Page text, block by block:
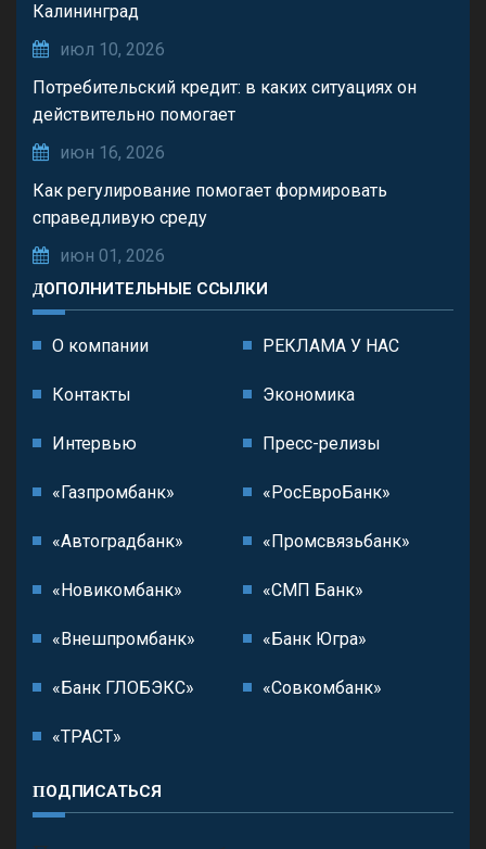
Калининград
июл 10, 2026
Потребительский кредит: в каких ситуациях он
действительно помогает
июн 16, 2026
Как регулирование помогает формировать
справедливую среду
июн 01, 2026
ДОПОЛНИТЕЛЬНЫЕ ССЫЛКИ
О компании РЕКЛАМА У НАС
Контакты Экономика
Интервью Пресс-релизы
«Газпромбанк» «РосЕвроБанк»
«Автоградбанк» «Промсвязьбанк»
«Новикомбанк» «СМП Банк»
«Внешпромбанк» «Банк Югра»
«Банк ГЛОБЭКС» «Совкомбанк»
«ТРАСТ»
ПОДПИСАТЬСЯ